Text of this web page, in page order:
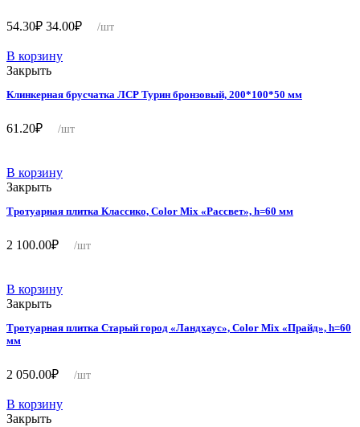
54.30₽ цена
54.30₽.
34.00₽цена:
/шт
В корзину
Закрыть
Клинкерная брусчатка ЛСР Турин бронзовый, 200*100*50 мм
61.20₽ /шт
В корзину
Закрыть
Тротуарная плитка Классико, Color Mix «Рассвет», h=60 мм
2 100.00₽ /шт
В корзину
Закрыть
Тротуарная плитка Старый город «Ландхаус», Color Mix «Прайд», h=60
мм
2 050.00₽ /шт
В корзину
Закрыть